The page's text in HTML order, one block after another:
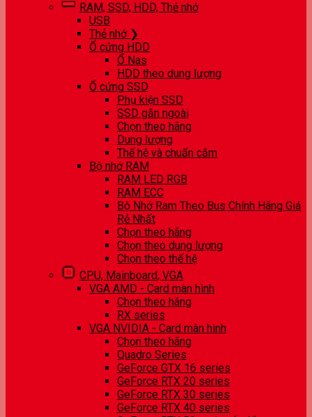
RAM, SSD, HDD, Thẻ nhớ
USB
Thẻ nhớ ❯
Ổ cứng HDD
Ổ Nas
HDD theo dung lượng
Ổ cứng SSD
Phụ kiện SSD
SSD gắn ngoài
Chọn theo hãng
Dung lượng
Thế hệ và chuẩn cắm
Bộ nhớ RAM
RAM LED RGB
RAM ECC
Bộ Nhớ Ram Theo Bus Chính Hãng Giá
Rẻ Nhất
Chọn theo hãng
Chọn theo dung lượng
Chọn theo thế hệ
CPU, Mainboard, VGA
VGA AMD - Card màn hình
Chọn theo hãng
RX series
VGA NVIDIA - Card màn hình
Chọn theo hãng
Quadro Series
GeForce GTX 16 series
GeForce RTX 20 series
GeForce RTX 30 series
GeForce RTX 40 series